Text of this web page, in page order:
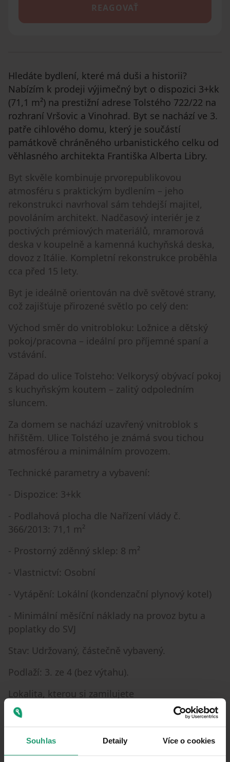
Souhlas Detaily Více o cookies
REAGOVAŤ
Hledáte bydlení, které má duši a historii?
Nabízím k prodeji výjimečný byt o dispozici 3+kk
(71,1 m²) na prestižní adrese Tolstého 722/22 na
rozhraní Vršovic a Vinohrad. Byt se nachází ve 3.
patře cihlového domu, který je součástí
památkově chráněného urbanistického celku od
věhlasného architekta Františka Alberta Libry.
Byt skvěle kombinuje prvorepublikovou
atmosféru s praktickým bydlením – jeho
rekonstrukci navrhoval sám tehdejší majitel,
povoláním architekt. Nadčasový interiér je z
poctivých prémiových materiálů, mramorová
deska v koupelně a kamenná kuchyňská deska,
dovoz z Itálie. Kompletní rekonstrukce proběhla
cca před 15 lety.
Byt je ideálně orientován na dvě světové strany,
což zajišťuje přirozené světlo po celý den:
Východ směr do vnitrobloku: Ložnice a dětský
pokoj/pracovna – ideální pro příjemné spaní a
vstávání.
Západ do ulice Tolsteho: Velkorysý obývací pokoj
s kuchyňským koutem – zalitý odpoledním
sluncem.
Za domem se nachází uzavřený vnitroblok s
hřištěm. Ulice Tolstého je známá svou tichou
atmosférou a minimálním provozem.
Technické parametry a vybavení:
- Dispozice: 3+kk
- Podlahová plocha dle Nařízení vlády č.
366/2013: 71,1 m²
- Prostorný zděnný sklep: 8 m²
- Vlastnictví: Osobní
- Vytápění: Lokální (kondenzační plynový kotel)
- Minimální měsíční náklady na provoz bytu a
poplatky do SVJ
Stav: Udržovaný, částečně vybavený.
Podlaží: 3. ze 4 (bez výtahu).
Lokalita, kterou si zamilujete
Vršovice jsou jednou z nejvyhledávanějších
pražských čtvrtí. V docházkové vzdálenosti
stylové kavárny, parky (Heroldovy sady,
Grébovka) i veškerá občanská vybavenost.